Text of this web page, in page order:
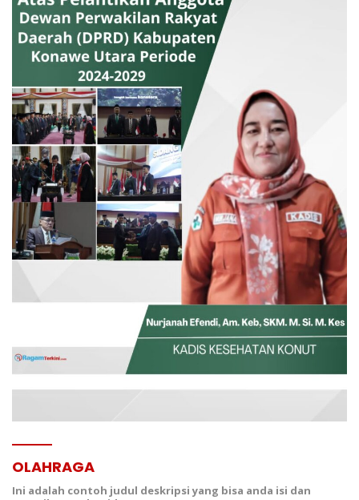
OLAHRAGA
Ini adalah contoh judul deskripsi yang bisa anda isi dan